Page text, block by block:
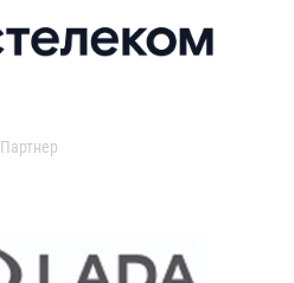
Партнер